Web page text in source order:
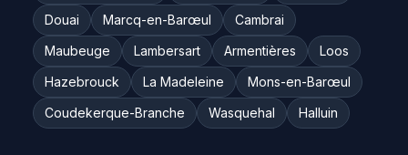
Douai
Marcq-en-Barœul
Cambrai
Maubeuge
Lambersart Armentières
Loos
Hazebrouck
La Madeleine
Mons-en-Barœul
Coudekerque-Branche
Wasquehal Halluin